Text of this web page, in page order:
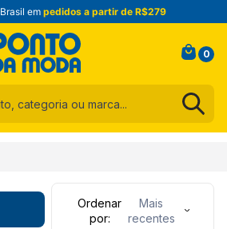
Brasil em pedidos a partir de R$279
0
Ordenar
por
Mais
recentes
2
3 jogo cama